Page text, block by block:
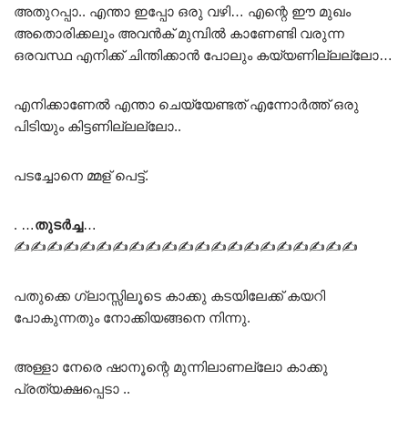
അതുറപ്പാ.. എന്താ ഇപ്പോ ഒരു വഴി… എന്റെ ഈ മുഖം
അതൊരിക്കലും അവൻക് മുമ്പിൽ കാണേണ്ടി വരുന്ന
ഒരവസ്ഥ എനിക്ക് ചിന്തിക്കാൻ പോലും കയ്യണില്ലല്ലോ…
എനിക്കാണേൽ എന്താ ചെയ്യേണ്ടത് എന്നോർത്ത് ഒരു
പിടിയും കിട്ടണില്ലല്ലോ..
പടച്ചോനെ മ്മള് പെട്ട്.
. …തുടർച്ച…
✍✍✍✍✍✍✍✍✍✍✍✍✍✍✍✍✍✍✍✍✍
പതുക്കെ ഗ്ലാസ്സിലൂടെ കാക്കു കടയിലേക്ക് കയറി
പോകുന്നതും നോക്കിയങ്ങനെ നിന്നു.
അള്ളാ നേരെ ഷാനൂന്റെ മുന്നിലാണല്ലോ കാക്കു
പ്രത്യക്ഷപ്പെടാ ..